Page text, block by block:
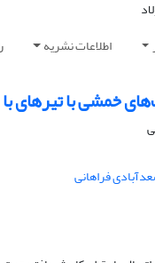
اطلاعات نشریه
خمشی با تیرهای
فراهانی